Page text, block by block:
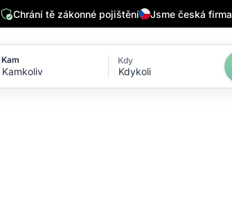
Chrání tě zákonné pojištění Jsme česká firma
Kam Kdy
Kdykoli